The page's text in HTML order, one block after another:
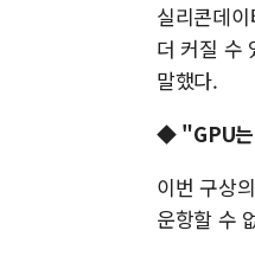
실리콘데
더 커질 수
말했다.
◆ "GPU는
이번 구상
운항할 수